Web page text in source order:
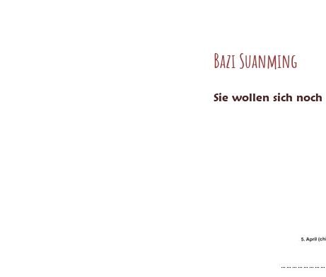
Bazi Suanming
Sie wollen sich